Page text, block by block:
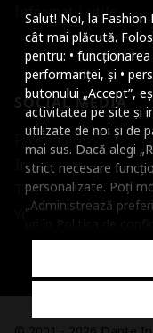
Salut! Noi, la
cât mai plăcută.
pentru: •
performanței, și •
butonului „Accept”,
activitatea pe site și
utilizate de noi și de
mai sus. Dacă alegi
strict necesare
personalizate. Poți
„Administrează
Informatii utile
SOCIAL MEDIA
Facebook
Instagram
TikTok
Youtube